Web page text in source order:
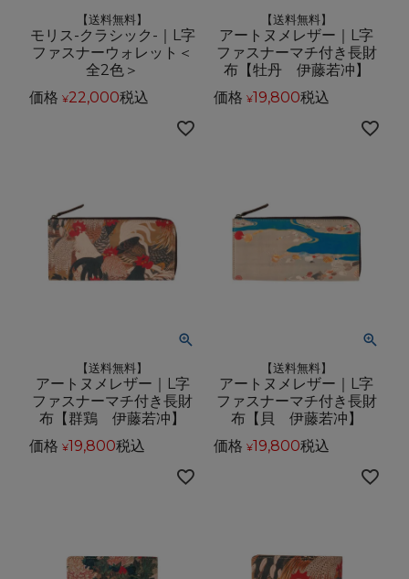
【送料無料】
モリス-クラシック-｜L字
ファスナーウォレット＜
全2色＞
価格 ¥22,000税込
【送料無料】
アートヌメレザー｜L字
ファスナーマチ付き長財
布【牡丹 伊藤若冲】
価格 ¥19,800税込
【送料無料】
アートヌメレザー｜L字
ファスナーマチ付き長財
布【群鶏 伊藤若冲】
価格 ¥19,800税込
【送料無料】
アートヌメレザー｜L字
ファスナーマチ付き長財
布【貝 伊藤若冲】
価格 ¥19,800税込